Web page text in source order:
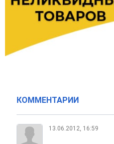
КОММЕНТАРИИ
13.06.2012, 16:59